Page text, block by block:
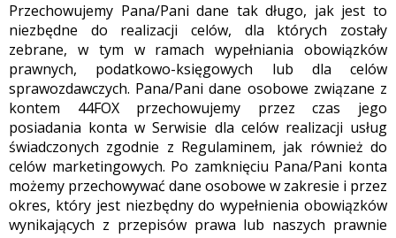
Przechowujemy Pana/Pani dane tak długo, jak jest to
niezbędne do realizacji celów, dla których zostały
zebrane, w tym w ramach wypełniania obowiązków
prawnych, podatkowo-księgowych lub dla celów
sprawozdawczych. Pana/Pani dane osobowe związane z
kontem 44FOX przechowujemy przez czas jego
posiadania konta w Serwisie dla celów realizacji usług
świadczonych zgodnie z Regulaminem, jak również do
celów marketingowych. Po zamknięciu Pana/Pani konta
możemy przechowywać dane osobowe w zakresie i przez
okres, który jest niezbędny do wypełnienia obowiązków
wynikających z przepisów prawa lub naszych prawnie